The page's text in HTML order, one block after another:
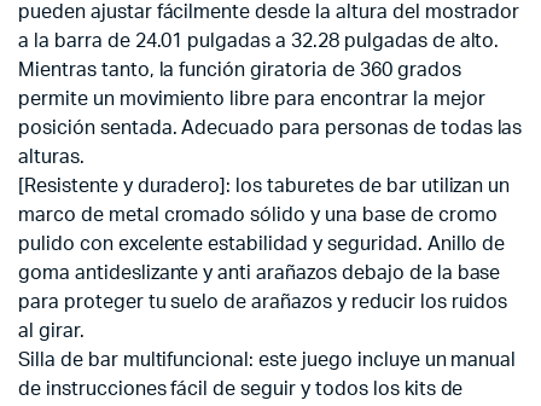
pueden ajustar fácilmente desde la altura del mostrador
a la barra de 24.01 pulgadas a 32.28 pulgadas de alto.
Mientras tanto, la función giratoria de 360 grados
permite un movimiento libre para encontrar la mejor
posición sentada. Adecuado para personas de todas las
alturas.
[Resistente y duradero]: los taburetes de bar utilizan un
marco de metal cromado sólido y una base de cromo
pulido con excelente estabilidad y seguridad. Anillo de
goma antideslizante y anti arañazos debajo de la base
para proteger tu suelo de arañazos y reducir los ruidos
al girar.
Silla de bar multifuncional: este juego incluye un manual
de instrucciones fácil de seguir y todos los kits de